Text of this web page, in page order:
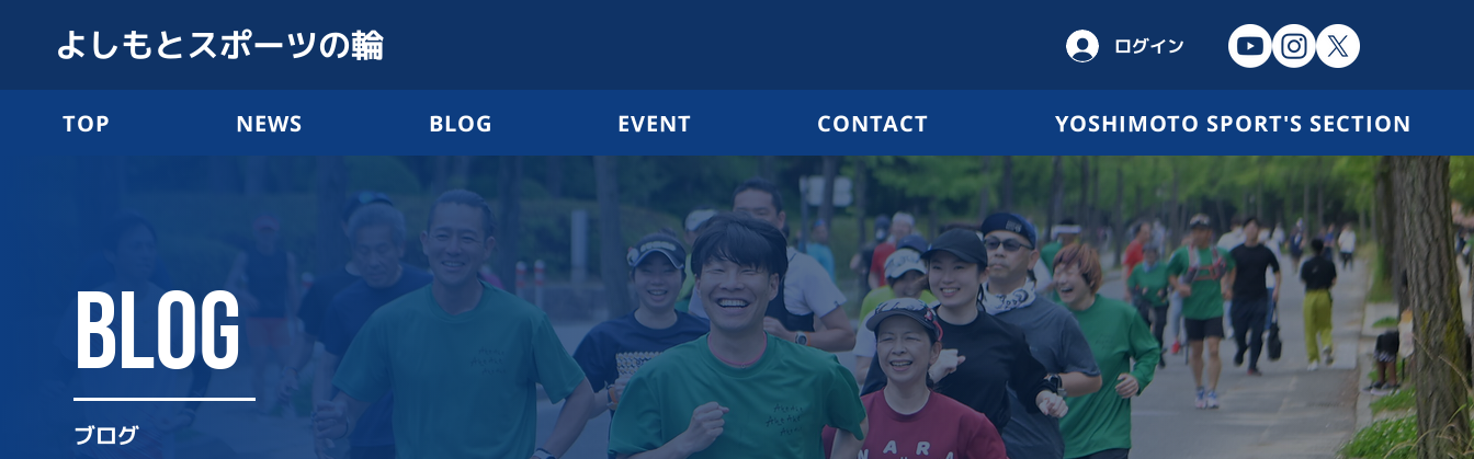
よしもとスポーツの輪 ログイン
TOP NEWS BLOG EVENT CONTACT YOSHIMOTO SPORT'S SECTION
BLOG
ブログ